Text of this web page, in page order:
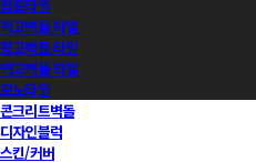
점토타일
적고벽돌 타일
청고벽돌 타일
백고벽돌 타일
모노타일
콘크리트벽돌
디자인블럭
스킨/커버